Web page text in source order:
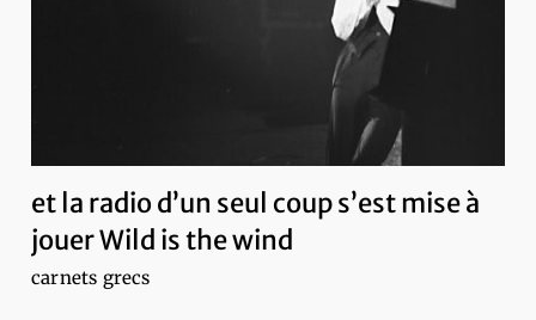
et la radio d’un seul coup s’est mise à
jouer Wild is the wind
carnets grecs